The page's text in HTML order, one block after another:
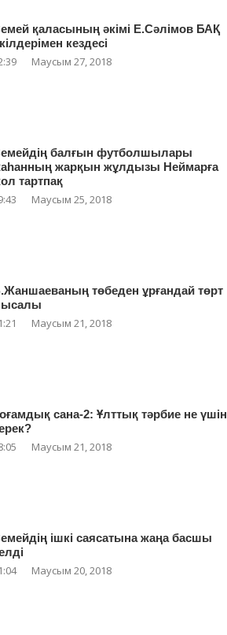
қаласының әкімі Е.Сәлімов БАҚ
кездесі
Маусым 27, 2018
балғын футболшылары
жарқын жұлдызы Неймарға
тартпақ
Маусым 25, 2018
төбеден ұрғандай төрт
Маусым 21, 2018
сана-2: Ұлттық тәрбие не үшін
Маусым 21, 2018
ішкі саясатына жаңа басшы
Маусым 20, 2018